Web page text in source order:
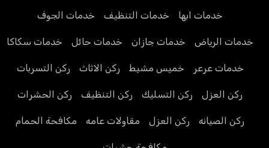
خدمات ابها خدمات التنظيف خدمات الجوف
خدمات الرياض خدمات جازان خدمات حائل خدمات سكاكا
خدمات عرعر خميس مشيط ركن الاثاث ركن التسربات
ركن العزل ركن التسليك ركن التنظيف ركن الحشرات
ركن الصيانه ركن العزل مقاولات عامه مكافحة الحمام